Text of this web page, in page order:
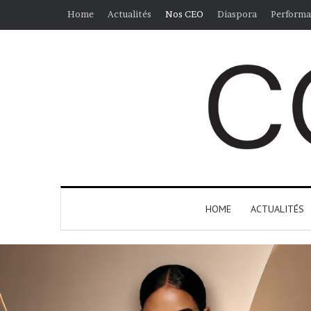
Home Actualités Nos CEO Diaspora
HOME ACTUALITÉS